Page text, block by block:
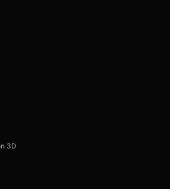
3D